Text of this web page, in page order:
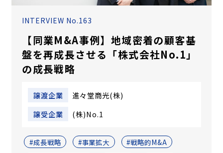
INTERVIEW No.163
【同業M&A事例】地域密着の顧客基
盤を再成長させる「株式会社No.1」
の成長戦略
譲渡企業
進々堂商光(株)
譲受企業
(株)No.1
#成長戦略 #事業拡大
#戦略的M&A